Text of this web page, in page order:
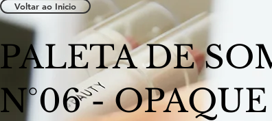
Voltar ao Inicio
PALETA DE
N°06 -